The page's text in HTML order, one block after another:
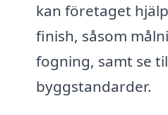
kan företaget
finish, såsom
fogning, samt se
byggstandarder.